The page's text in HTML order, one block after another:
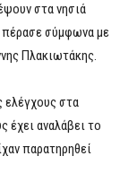
στα νησιά
πέρασε σύμφωνα με
Πλακιωτάκης.
ελέγχους στα
έχει αναλάβει το
παρατηρηθεί